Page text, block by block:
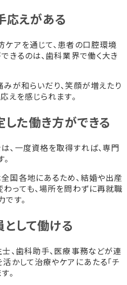
応えがある
ケアを通じて、患者の口腔環境
きるのは、歯科業界で働く大き
が和らいだり、笑顔が増えたり
えを感じられます。
た働き方ができる
、一度資格を取得すれば、専門
国各地にあるため、結婚や出産
っても、場所を問わずに再就職
す。
して働ける
、歯科助手、医療事務などが連
かして治療やケアにあたる「チ
。